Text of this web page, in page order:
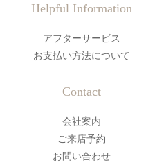
Helpful Information
アフターサービス
お支払い方法について
Contact
会社案内
ご来店予約
お問い合わせ